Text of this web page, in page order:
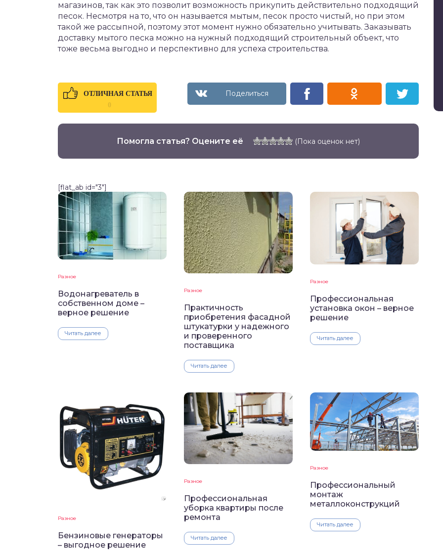
магазинов, так как это позволит возможность прикупить действительно подходящий
песок. Несмотря на то, что он называется мытым, песок просто чистый, но при этом
такой же рассыпной, поэтому этот момент нужно обязательно учитывать. Заказывать
доставку мытого песка можно на нужный подходящий строительный объект, что
тоже весьма выгодно и перспективно для успеха строительства.
ОТЛИЧНАЯ СТАТЬЯ
0
Помогла статья? Оцените её (Пока оценок нет)
[flat_ab id="3"]
Разное
Водонагреватель в
собственном доме –
верное решение
Читать далее
Разное
Практичность
приобретения фасадной
штукатурки у надежного
и проверенного
поставщика
Читать далее
Разное
Профессиональная
установка окон – верное
решение
Читать далее
Разное
Бензиновые генераторы
– выгодное решение
Разное
Профессиональная
уборка квартиры после
ремонта
Читать далее
Разное
Профессиональный
монтаж
металлоконструкций
Читать далее